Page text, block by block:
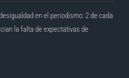
en el periodismo: 2 de cada
la falta de expectativas de